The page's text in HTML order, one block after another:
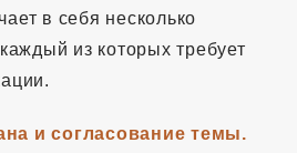
в себя несколько
из которых требует
и согласование темы.